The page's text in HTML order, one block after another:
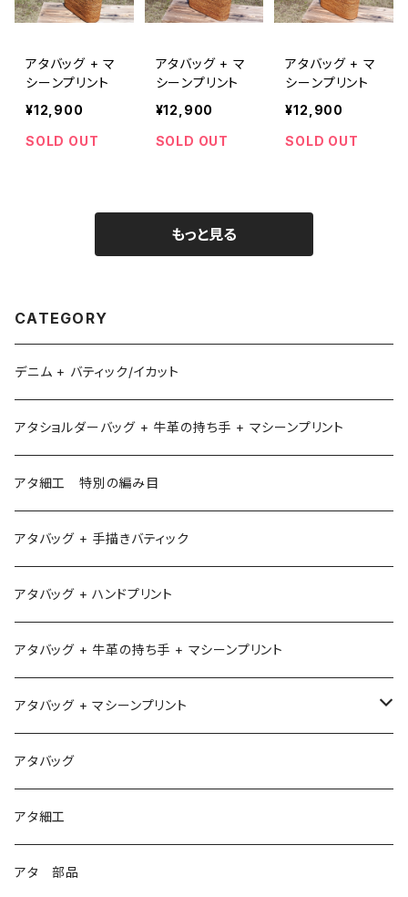
アタバッグ + マ
シーンプリント
¥12,900
SOLD OUT
アタバッグ + マ
シーンプリント
¥12,900
SOLD OUT
アタバッグ + マ
シーンプリント
¥12,900
SOLD OUT
もっと見る
CATEGORY
デニム + バティック/イカット
アタショルダーバッグ + 牛革の持ち手 + マシーンプリント
アタ細工 特別の編み目
アタバッグ + 手描きバティック
アタバッグ + ハンドプリント
アタバッグ + 牛革の持ち手 + マシーンプリント
アタバッグ + マシーンプリント
1
2
3
アタバッグ
アタ細工
アタ 部品